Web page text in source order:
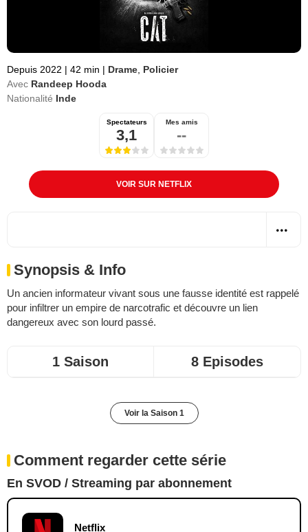
Depuis 2022 | 42 min | Drame Policier
Avec Randeep Hooda
Nationalité Inde
Spectateurs
3,1
Mes amis
--
VOIR SUR NETFLIX
Synopsis & Info
Un ancien informateur vivant sous une fausse identité est rappelé
pour infiltrer un empire de narcotrafic et découvre un lien
dangereux avec son lourd passé.
1 Saison 8 Episodes
Voir la Saison 1
Comment regarder cette série
En SVOD / Streaming par abonnement
Netflix